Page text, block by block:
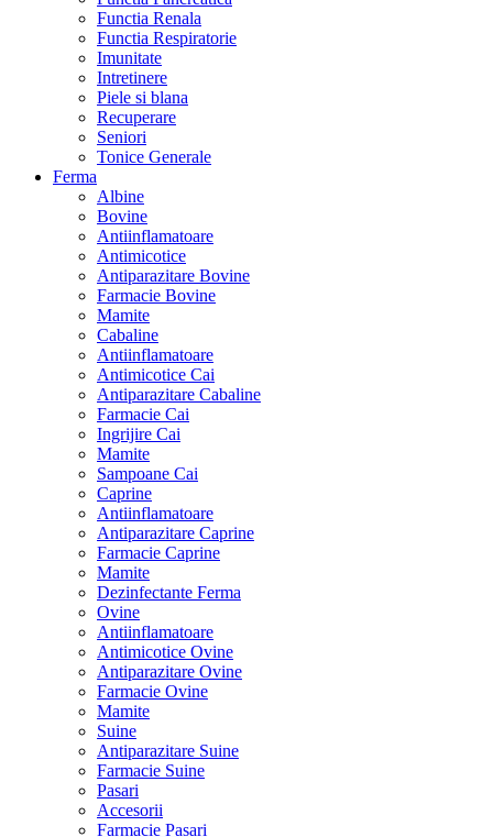
Functia Renala
Functia Respiratorie
Imunitate
Intretinere
Piele si blana
Recuperare
Seniori
Tonice Generale
Ferma
Albine
Bovine
Antiinflamatoare
Antimicotice
Antiparazitare Bovine
Farmacie Bovine
Mamite
Cabaline
Antiinflamatoare
Antimicotice Cai
Antiparazitare Cabaline
Farmacie Cai
Ingrijire Cai
Mamite
Sampoane Cai
Caprine
Antiinflamatoare
Antiparazitare Caprine
Farmacie Caprine
Mamite
Dezinfectante Ferma
Ovine
Antiinflamatoare
Antimicotice Ovine
Antiparazitare Ovine
Farmacie Ovine
Mamite
Suine
Antiparazitare Suine
Farmacie Suine
Pasari
Accesorii
Farmacie Pasari